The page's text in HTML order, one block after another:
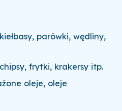
parówki, wędliny,
frytki, krakersy itp.
oleje, oleje